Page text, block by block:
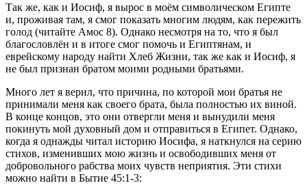
Так же, как и Иосиф, я вырос в моём символическом Египте
и, проживая там, я смог показать многим людям, как пережить
голод (читайте Амос 8). Однако несмотря на то, что я был
благословлён и в итоге смог помочь и Египтянам, и
еврейскому народу найти Хлеб Жизни, так же как и Иосиф, я
не был признан братом моими родными братьями.
Много лет я верил, что причина, по которой мои братья не
принимали меня как своего брата, была полностью их виной.
В конце концов, это они отвергли меня и вынудили меня
покинуть мой духовный дом и отправиться в Египет. Однако,
когда я однажды читал историю Иосифа, я наткнулся на серию
стихов, изменивших мою жизнь и освободивших меня от
добровольного рабства моих чувств неприятия. Эти стихи
можно найти в Бытие 45:1-3: